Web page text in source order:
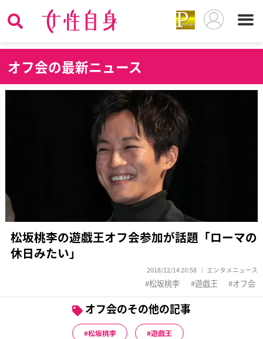
オフ会の最新ニュース
松坂桃李の遊戯王オフ会参加が話題「ローマの
休日みたい」
2018/12/14 20:58 エンタメニュース
松坂桃李 遊戯王 オフ会
オフ会のその他の記事
松坂桃李 遊戯王